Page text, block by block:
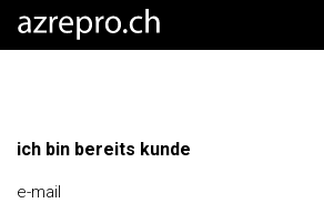
ich bin bereits kunde
e-mail